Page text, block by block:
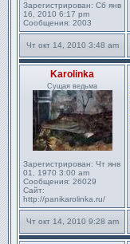
Зарегистрирован: Сб янв
16, 2010 6:17 pm
Сообщения: 2003
Чт окт 14, 2010 3:48 am
Karolinka
Сущая ведьма
Зарегистрирован: Чт янв
01, 1970 3:00 am
Сообщения: 26029
Сайт:
http://panikarolinka.ru/
Чт окт 14, 2010 9:28 am